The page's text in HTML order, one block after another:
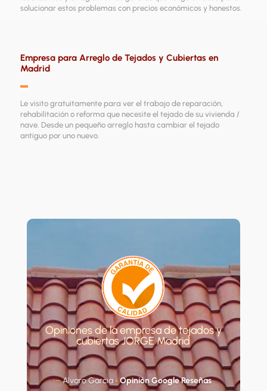
solucionar estos problemas con precios económicos y honestos.
Empresa para Arreglo de Tejados y Cubiertas en
Madrid
▬
Le visito gratuitamente para ver el trabajo de reparación,
rehabilitación o reforma que necesite el tejado de su vivienda /
nave. Desde un pequeño arreglo hasta cambiar el tejado
antiguo por uno nuevo.
Opiniones de la empresa de tejados y
cubiertas JORGE Madrid
–Alvaro Garcia▪Opinión Google Reseñas